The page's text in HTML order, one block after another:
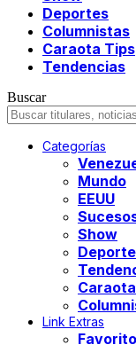
Deportes
Columnistas
Caraota Tips
Tendencias
Buscar
Categorías
Mundo
EEUU
Show
Link Extras